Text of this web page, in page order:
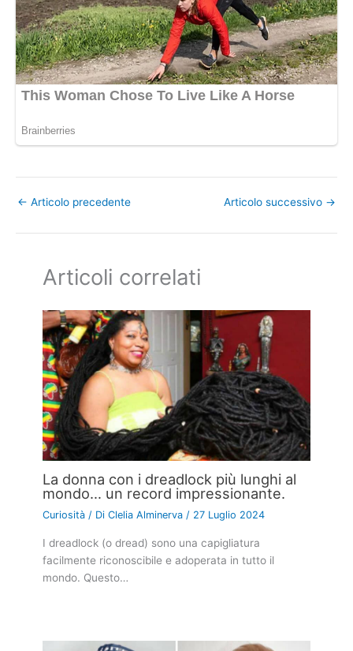
← Articolo precedente Articolo successivo →
Articoli correlati
La donna con i dreadlock più lunghi al
mondo… un record impressionante.
Curiosità / DiClelia Alminerva/ 27 Luglio 2024
I dreadlock (o dread) sono una capigliatura
facilmente riconoscibile e adoperata in tutto il
mondo. Questo…